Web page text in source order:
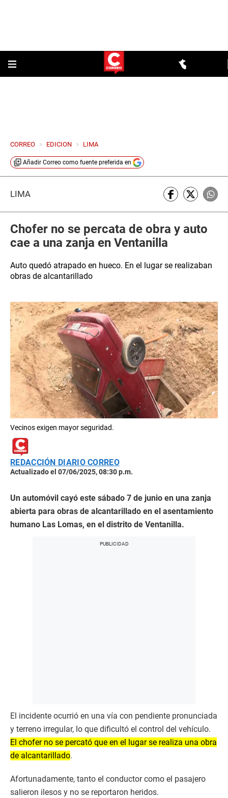
CORREO > EDICION > LIMA
Añadir Correo como fuente preferida en
LIMA
Chofer no se percata de obra y auto
cae a una zanja en Ventanilla
Auto quedó atrapado en hueco. En el lugar se realizaban
obras de alcantarillado
Vecinos exigen mayor seguridad.
REDACCIÓN DIARIO CORREO
Actualizado el 07/06/2025, 08:30 p.m.
Un automóvil cayó este sábado 7 de junio en una zanja
abierta para obras de alcantarillado en el asentamiento
humano Las Lomas, en el distrito de Ventanilla.
El incidente ocurrió en una vía con pendiente pronunciada
y terreno irregular, lo que dificultó el control del vehículo.
El chofer no se percató que en el lugar se realiza una obra
de alcantarillado.
Afortunadamente, tanto el conductor como el pasajero
salieron ilesos y no se reportaron heridos.